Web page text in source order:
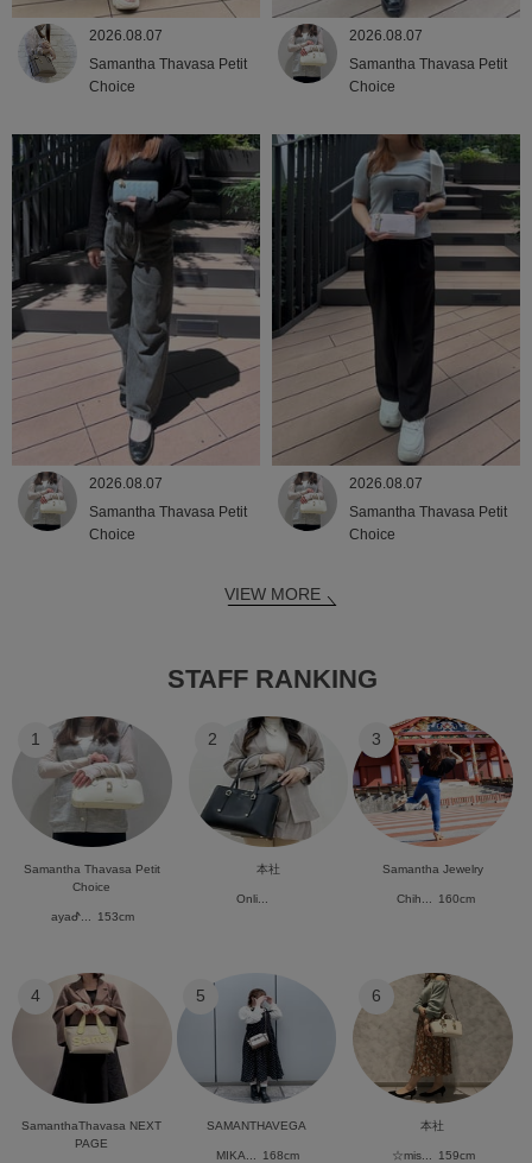
2026.08.07
Samantha Thavasa Petit
Choice
2026.08.07
Samantha Thavasa Petit
Choice
2026.08.07
Samantha Thavasa Petit
Choice
2026.08.07
Samantha Thavasa Petit
Choice
VIEW MORE
STAFF RANKING
1
Samantha Thavasa Petit
Choice
ayaᕷ... 153cm
2
本社
Onli...
3
Samantha Jewelry
Chih... 160cm
4
SamanthaThavasa NEXT
PAGE
5
SAMANTHAVEGA
MIKA... 168cm
6
本社
☆mis... 159cm